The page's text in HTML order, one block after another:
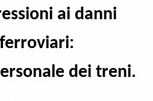
ai danni
dei treni.